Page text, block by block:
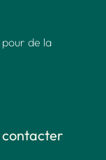
pour de la
contacter